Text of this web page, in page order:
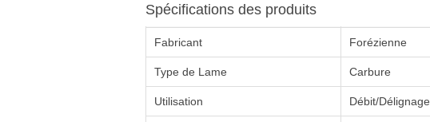
Spécifications des produits
Fabricant Forézienne
Type de Lame Carbure
Utilisation Débit/Délignage